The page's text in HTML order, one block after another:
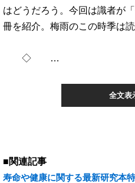
はどうだろう。今回は識者が
冊を紹介。梅雨のこの時季は
◇ …
全文表
■関連記事
寿命や健康に関する最新研究本